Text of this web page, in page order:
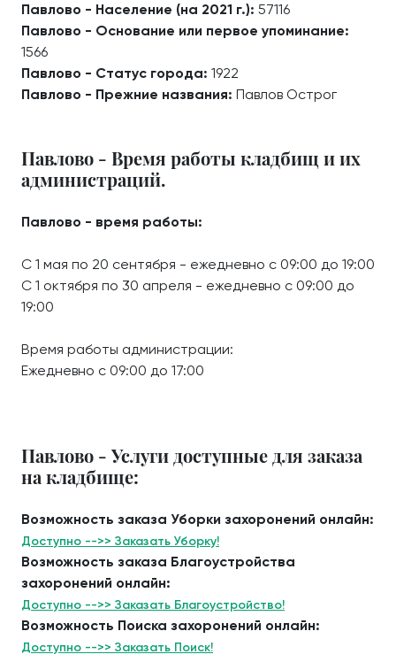
Павлово - Население (на 2021 г.): 57116
Павлово - Основание или первое упоминание:
1566
Павлово - Статус города: 1922
Павлово - Прежние названия: Павлов Острог
Павлово - Время работы кладбищ и их
администраций.
Павлово - время работы:
С 1 мая по 20 сентября - ежедневно с 09:00 до 19:00
С 1 октября по 30 апреля - ежедневно с 09:00 до
19:00
Время работы администрации:
Ежедневно с 09:00 до 17:00
Павлово - Услуги доступные для заказа
на кладбище:
Возможность заказа Уборки захоронений онлайн:
Доступно -->> Заказать Уборку!
Возможность заказа Благоустройства
захоронений онлайн:
Доступно -->> Заказать Благоустройство!
Возможность Поиска захоронений онлайн:
Доступно -->> Заказать Поиск!